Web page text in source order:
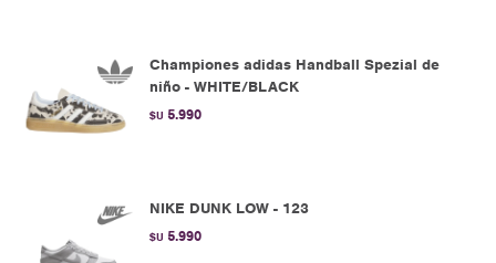
Championes adidas Handball Spezial de
niño - WHITE/BLACK
$U 5.990
NIKE DUNK LOW - 123
$U 5.990